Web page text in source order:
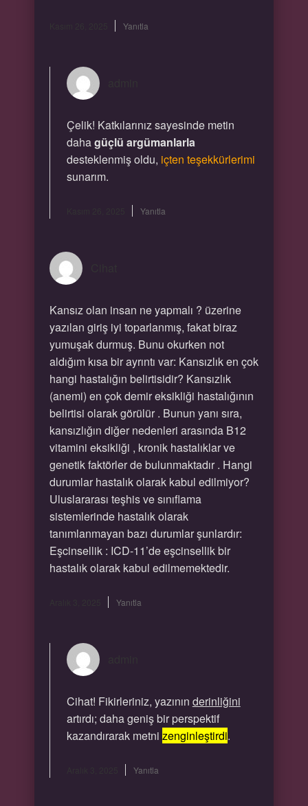
Yanıtla
Çelik! Katkılarınız sayesinde metin
dahagüçlü argümanlarla
desteklenmiş oldu, içten teşekkürlerimi
sunarım.
Yanıtla
Kansız olan insan ne yapmalı ? üzerine
yazılan giriş iyi toparlanmış, fakat biraz
yumuşak durmuş. Bunu okurken not
aldığım kısa bir ayrıntı var: Kansızlık en çok
hangi hastalığın belirtisidir? Kansızlık
(anemi) en çok demir eksikliği hastalığının
belirtisi olarak görülür . Bunun yanı sıra,
kansızlığın diğer nedenleri arasında B12
vitamini eksikliği , kronik hastalıklar ve
genetik faktörler de bulunmaktadır . Hangi
durumlar hastalık olarak kabul edilmiyor?
Uluslararası teşhis ve sınıflama
sistemlerinde hastalık olarak
tanımlanmayan bazı durumlar şunlardır:
Eşcinsellik : ICD-11’de eşcinsellik bir
hastalık olarak kabul edilmemektedir.
Yanıtla
Cihat! Fikirleriniz, yazının derinliğini
artırdı; daha geniş bir perspektif
kazandırarak metni zenginleştirdi.
Yanıtla